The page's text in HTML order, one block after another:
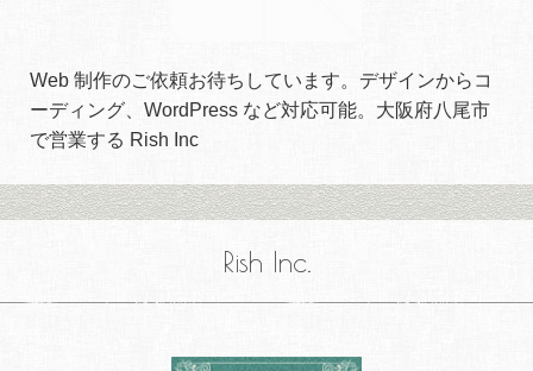
Web 制作のご依頼お待ちしています。デザインからコ
ーディング、WordPress など対応可能。大阪府八尾市
で営業する Rish Inc
Rish Inc.